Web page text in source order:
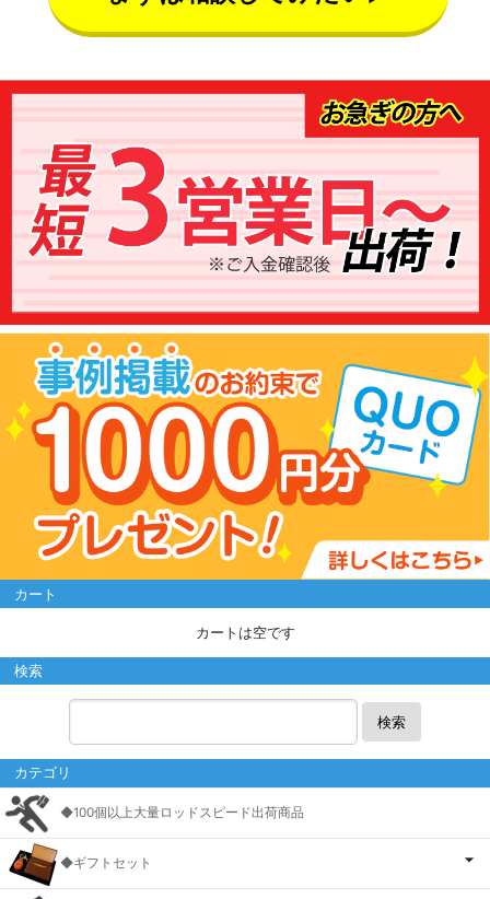
カート
カートは空です
検索
検索
カテゴリ
◆100個以上大量ロッドスピード出荷商品
◆ギフトセット